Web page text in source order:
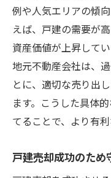
例や人気エリアの傾
えば、戸建の需要が
資産価値が上昇して
地元不動産会社は、
とに、適切な売り出
ます。こうした具体
てることで、より有
戸建売却成功のた